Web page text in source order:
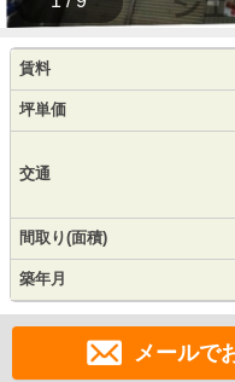
賃料
坪単価
交通
間取り(面積)
築年月
メールで